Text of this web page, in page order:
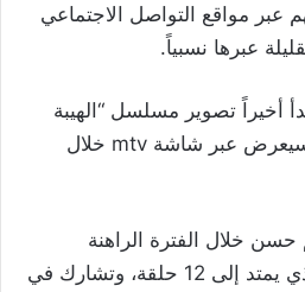
عبر مواقع التواصل الاجتماعي
عبرها نسبياً.
أخيراً تصوير مسلسل “الهيبة
الرد” بجزئه الرابع والذي سيعرض عبر شاشة mtv خلال
خلال الفترة الراهنة
نجاح مسلسل “العميد” الذي يمتد إلى 12 حلقة، وتشارك في